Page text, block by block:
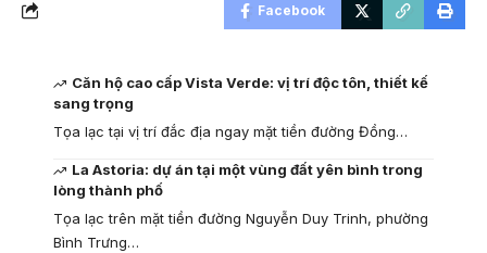
Facebook
Căn hộ cao cấp Vista Verde: vị trí độc tôn, thiết kế
sang trọng
Tọa lạc tại vị trí đắc địa ngay mặt tiền đường Đồng…
La Astoria: dự án tại một vùng đất yên bình trong
lòng thành phố
Tọa lạc trên mặt tiền đường Nguyễn Duy Trinh, phường
Bình Trưng…